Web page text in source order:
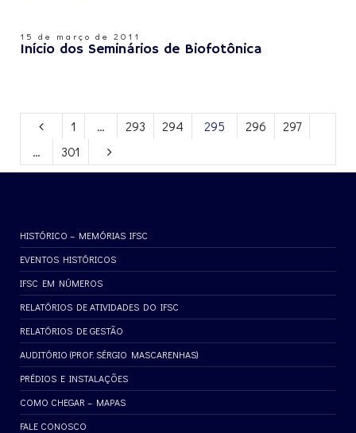
15 de março de 2011
Início dos Seminários de Biofotônica
1 … 293 294 295 296
297
…
301
HISTÓRICO – MEMÓRIAS IFSC
EVENTOS HISTÓRICOS
IFSC EM NÚMEROS
RELATÓRIOS DE ATIVIDADES DO IFSC
RELATÓRIOS DE GESTÃO
AUDITÓRIO (PROF. SÉRGIO MASCARENHAS)
PRÉDIOS E INSTALAÇÕES
COMO CHEGAR – MAPAS
FALE CONOSCO